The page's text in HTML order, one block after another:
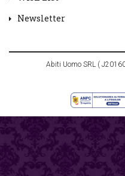
Newsletter
Abiti Uomo SRL (